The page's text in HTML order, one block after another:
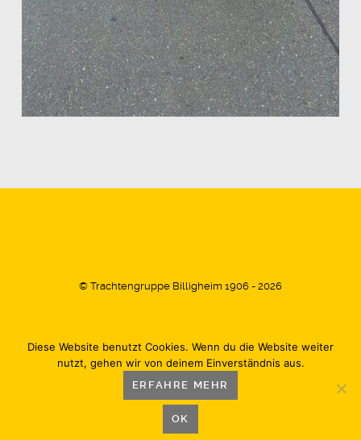
© Trachtengruppe Billigheim 1906 - 2026
Impressum Datenschutz Kontakt
Diese Website benutzt Cookies. Wenn du die Website weiter
nutzt, gehen wir von deinem Einverständnis aus.
ERFAHRE MEHR
OK